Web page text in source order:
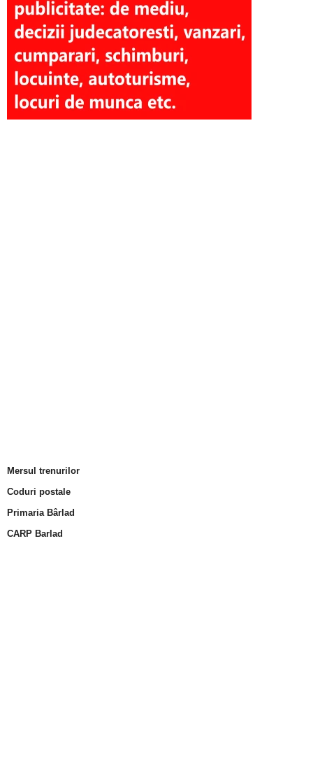
Mersul trenurilor
Coduri postale
Primaria Bârlad
CARP Barlad